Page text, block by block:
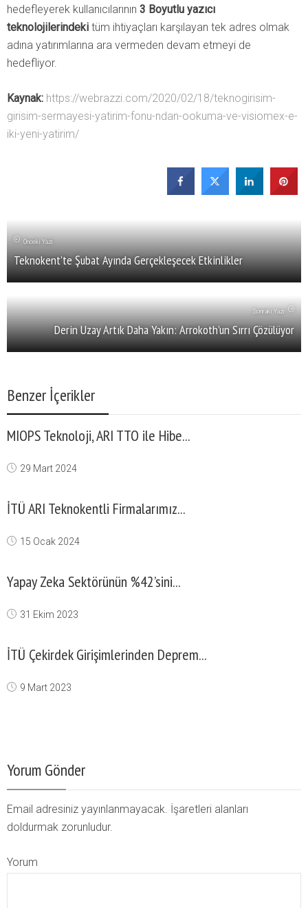
hedefleyerek kullanıcılarının 3 Boyutlu yazıcı
teknolojilerindeki tüm ihtiyaçları karşılayan tek adres olmak
adına yatırımlarına ara vermeden devam etmeyi de
hedefliyor.
Kaynak: https://webrazzi.com/2020/02/18/teknogirisim-
girisim-sermayesi-yatirim-fonu-ndan-ookuma-ve-visiomex-e-
iki-yeni-yatirim/
Önceki Yazı
Teknokent’te Şubat Ayında Gerçekleşecek Etkinlikler
Sonraki Yazı
Derin Uzay Artık Daha Yakın: Arrokoth’un Sırrı Çözülüyor
Benzer İçerikler
MIOPS Teknoloji, ARI TTO ile Hibe...
29 Mart 2024
İTÜ ARI Teknokentli Firmalarımız...
15 Ocak 2024
Yapay Zeka Sektörünün %42’sini...
31 Ekim 2023
İTÜ Çekirdek Girişimlerinden Deprem...
9 Mart 2023
Yorum Gönder
Email adresiniz yayınlanmayacak. İşaretleri alanları
doldurmak zorunludur.
Yorum